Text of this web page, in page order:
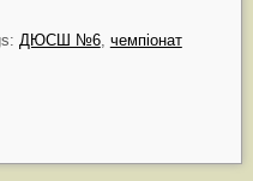
ДЮСШ №6, чемпіонат